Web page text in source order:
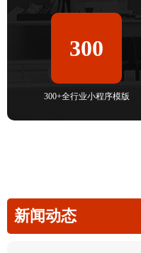
300
300+全行业小程序模版
新闻动态